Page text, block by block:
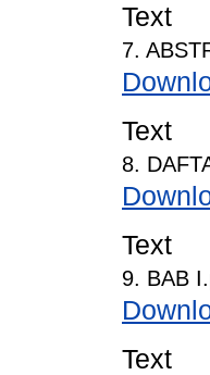
Text
7.
Text
8.
Text
9. BAB
Text